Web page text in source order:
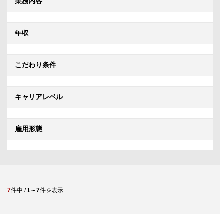
年収
こだわり条件
キャリアレベル
雇用形態
7件中 /1～7件を表示